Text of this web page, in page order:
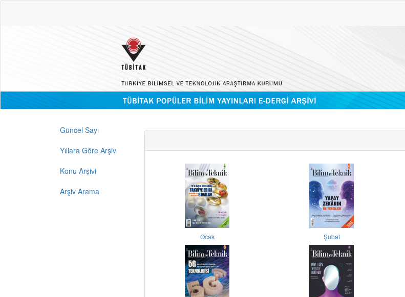
Güncel Sayı
Yıllara Göre Arşiv
Konu Arşivi
Arşiv Arama
Ocak Şubat